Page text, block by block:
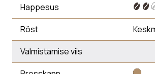
Happesus
Röst
Valmistamise viis